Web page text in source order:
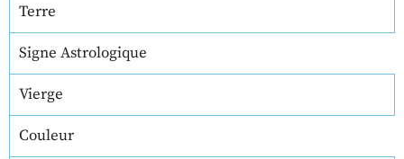
Terre
Signe Astrologique
Vierge
Couleur